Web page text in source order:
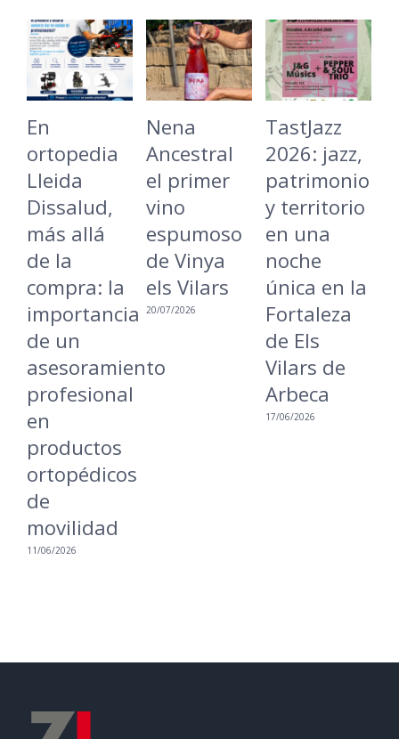
En
ortopedia
Lleida
Dissalud,
más allá
de la
compra: la
importancia
de un
asesoramiento
profesional
en
productos
ortopédicos
de
movilidad
11/06/2026
Nena
Ancestral
el primer
vino
espumoso
de Vinya
els Vilars
20/07/2026
TastJazz
2026: jazz,
patrimonio
y territorio
en una
noche
única en la
Fortaleza
de Els
Vilars de
Arbeca
17/06/2026